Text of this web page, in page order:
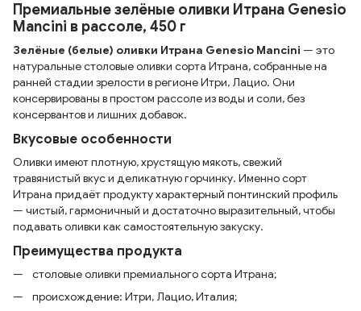
Премиальные зелёные оливки Итрана Genesio
Mancini в рассоле, 450 г
Зелёные (белые) оливки Итрана Genesio Mancini — это
натуральные столовые оливки сорта Итрана, собранные на
ранней стадии зрелости в регионе Итри, Лацио. Они
консервированы в простом рассоле из воды и соли, без
консервантов и лишних добавок.
Вкусовые особенности
Оливки имеют плотную, хрустящую мякоть, свежий
травянистый вкус и деликатную горчинку. Именно сорт
Итрана придаёт продукту характерный понтинский профиль
— чистый, гармоничный и достаточно выразительный, чтобы
подавать оливки как самостоятельную закуску.
Преимущества продукта
столовые оливки премиального сорта Итрана;
происхождение: Итри, Лацио, Италия;